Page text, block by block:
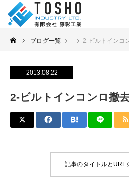
ブログ一覧 2-ビルトインコ
2013.08.22
2-ビルトインコンロ撤
記事のタイトルとURL